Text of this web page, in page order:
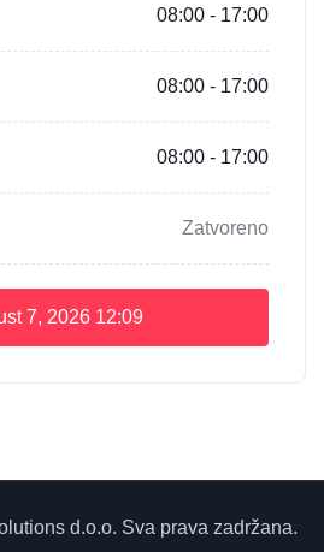
08:00 - 17:00
08:00 - 17:00
08:00 - 17:00
Zatvoreno
7, 2026 12:09
d.o.o. Sva prava zadržana.